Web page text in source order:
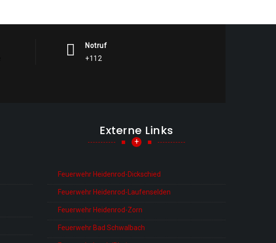
Notruf
+112
Externe Links
+
Feuerwehr Heidenrod-Dickschied
Feuerwehr Heidenrod-Laufenselden
Feuerwehr Heidenrod-Zorn
Feuerwehr Bad Schwalbach